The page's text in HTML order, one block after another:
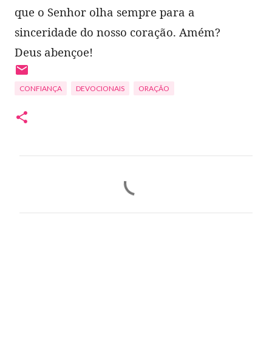
que o Senhor olha sempre para a
sinceridade do nosso coração. Amém?
Deus abençoe!
CONFIANÇA DEVOCIONAIS ORAÇÃO